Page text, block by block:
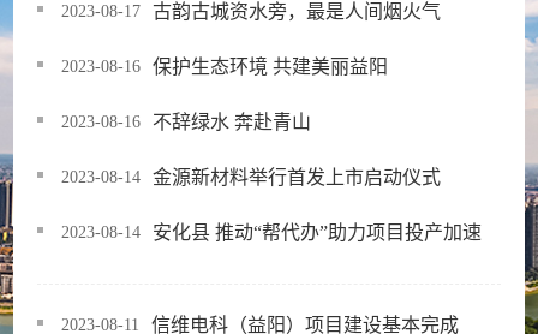
2023-08-17 古韵古城资水旁，最是人间烟火气
2023-08-16 保护生态环境 共建美丽益阳
2023-08-16 不辞绿水 奔赴青山
2023-08-14 金源新材料举行首发上市启动仪式
2023-08-14 安化县 推动“帮代办”助力项目投产加速
2023-08-11 信维电科（益阳）项目建设基本完成